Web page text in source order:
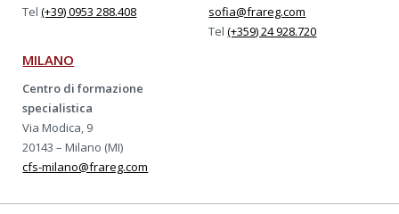
Tel(+39) 0953 288.408
sofia@frareg.com
Tel(+359) 24 928.720
MILANO
Centro di formazione
specialistica
Via Modica, 9
20143 – Milano (MI)
cfs-milano@frareg.com